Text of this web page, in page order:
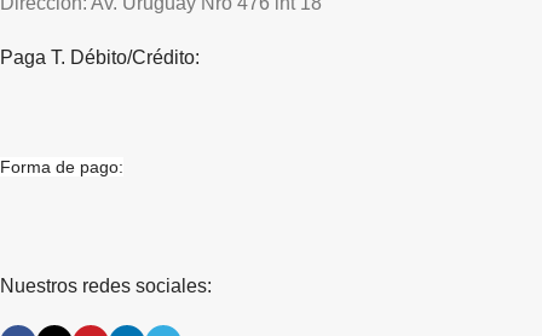
Paga T. Débito/Crédito:
Forma de pago:
Nuestros redes sociales: